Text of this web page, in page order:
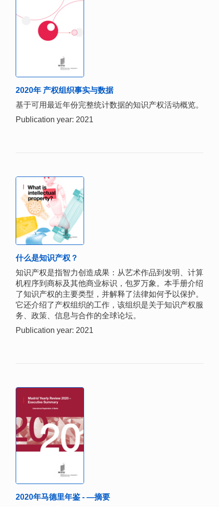
2020年 产权组织事实与数据
基于可用最近年份完整统计数据的知识产权活动概览。
Publication year: 2021
什么是知识产权？
知识产权是指智力创造成果：从艺术作品到发明、计算
机程序到商标及其他商业标识，包罗万象。本手册介绍
了知识产权的主要类型，并解释了法律如何予以保护。
它还介绍了产权组织的工作，该组织是关于知识产权服
务、政策、信息与合作的全球论坛。
Publication year: 2021
2020年马德里年鉴 - —摘要